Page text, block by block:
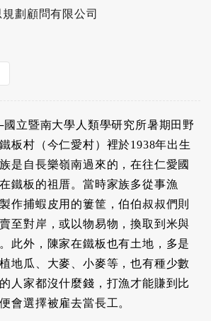
劃顧問有限公司
立暨南大學人類學研究所暑期田野
板村（今仁愛村）裡於1938年出生
是自長樂嶺南過來的，在往仁愛國
鐵板的祖厝。當時家族多從事漁
作捕蝦皮用的簍筐，伯伯叔叔們則
至對岸，或以物易物，換取到米與
此外，陳家在鐵板也有土地，多是
地瓜、大麥、小麥等，也有種少數
人家都沒什麼錢，打漁才能賺到比
會選擇被雇去當長工。